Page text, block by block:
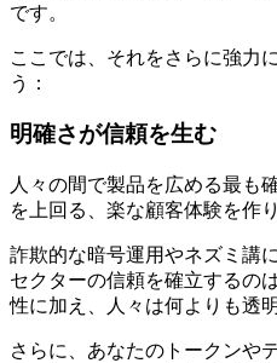
です。
ここでは、それをさらに強力
う：
明確さが信頼を生む
人々の間で製品を広める最も
を上回る、楽な顧客体験を作
詐欺的な暗号運用やネズミ講
セクターの信頼を確立するの
性に加え、人々は何よりも透
さらに、あなたのトークンや